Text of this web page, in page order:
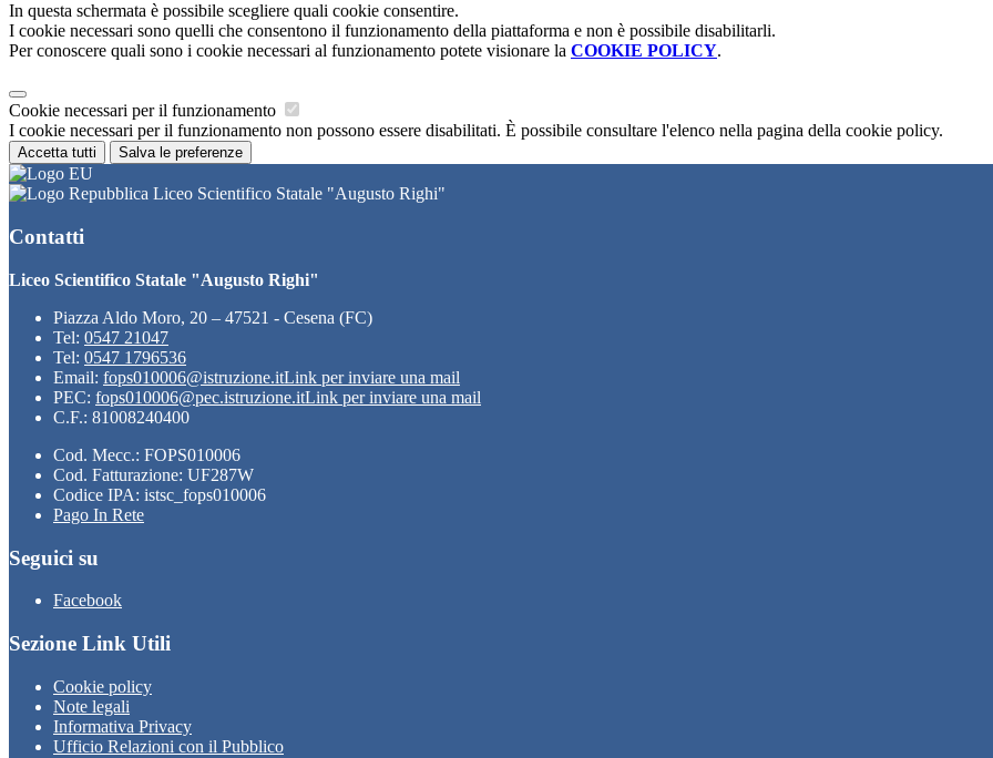
In questa schermata è possibile scegliere quali cookie consentire.
I cookie necessari sono quelli che consentono il funzionamento della piattaforma e non è possibile disabilitarli.
Per conoscere quali sono i cookie necessari al funzionamento potete visionare la COOKIE POLICY.
Cookie necessari per il funzionamento
I cookie necessari per il funzionamento non possono essere disabilitati. È possibile consultare l'elenco nella pagina della cookie policy.
Accetta tutti Salva le preferenze
Liceo Scientifico Statale "Augusto Righi"
Contatti
Liceo Scientifico Statale "Augusto Righi"
Piazza Aldo Moro, 20 – 47521 - Cesena (FC)
Tel: 0547 21047
Tel: 0547 1796536
Email: fops010006@istruzione.itLink per inviare una mail
PEC: fops010006@pec.istruzione.itLink per inviare una mail
C.F.: 81008240400
Cod. Mecc.: FOPS010006
Cod. Fatturazione: UF287W
Codice IPA: istsc_fops010006
Pago In Rete
Seguici su
Facebook
Sezione Link Utili
Cookie policy
Note legali
Informativa Privacy
Ufficio Relazioni con il Pubblico